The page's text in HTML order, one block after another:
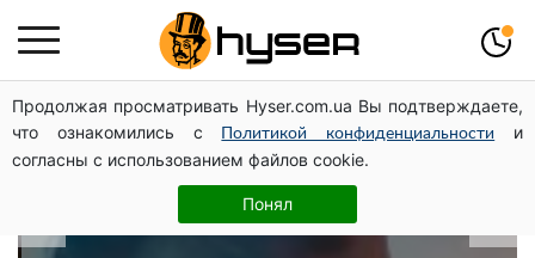
Продолжая просматривать Hyser.com.ua Вы подтверждаете,
что ознакомились с
Политикой конфиденциальности
и
согласны с использованием файлов cookie.
Понял
В какие даты рождаются самые
верные мужчины: лучше сразу
проверить, чтоб потом не страдать